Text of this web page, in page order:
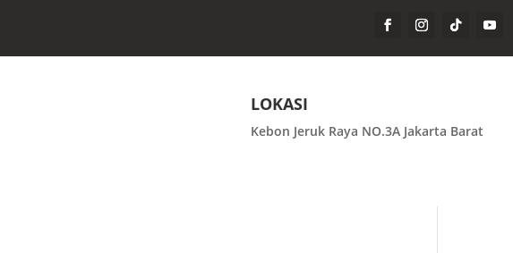
LOKASI
Kebon Jeruk Raya NO.3A Jakarta Barat